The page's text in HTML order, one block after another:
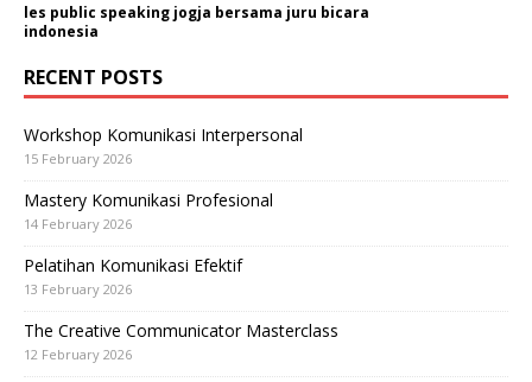
les public speaking jogja bersama juru bicara
indonesia
RECENT POSTS
Workshop Komunikasi Interpersonal
15 February 2026
Mastery Komunikasi Profesional
14 February 2026
Pelatihan Komunikasi Efektif
13 February 2026
The Creative Communicator Masterclass
12 February 2026